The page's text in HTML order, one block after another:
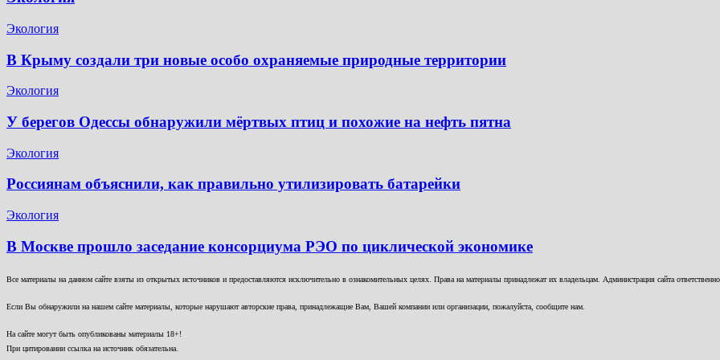
Экология
В Крыму создали три новые особо охраняемые природные территории
Экология
У берегов Одессы обнаружили мёртвых птиц и похожие на нефть пятна
Экология
Россиянам объяснили, как правильно утилизировать батарейки
Экология
В Москве прошло заседание консорциума РЭО по циклической экономике
Все материалы на данном сайте взяты из открытых источников и предоставляются исключительно в ознакомительных целях. Права на материалы принадлежат их владельцам. Администрация сайта
Если Вы обнаружили на нашем сайте материалы, которые нарушают авторские права, принадлежащие Вам, Вашей компании или организации, пожалуйста, сообщите нам.
На сайте могут быть опубликованы материалы 18+!
При цитировании ссылка на источник обязательна.